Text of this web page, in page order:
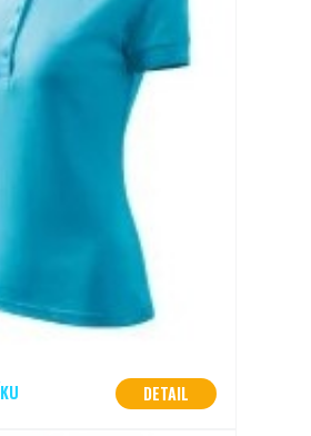
PIQUE POLO tyrkys v.M
SKLADEM < 5 KS
190 Kč
DETAIL